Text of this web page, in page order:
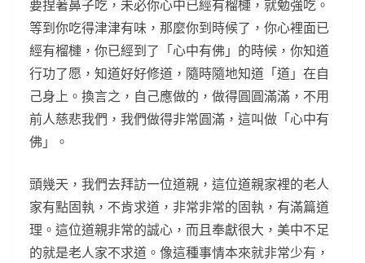
要捏著鼻子吃，未必你心中已經有榴槤，就勉強吃。
等到你吃得津津有味，那麼你到時候了，你心裡面已
經有榴槤，你已經到了「心中有佛」的時候，你知道
行功了愿，知道好好修道，隨時隨地知道「道」在自
己身上。換言之，自己應做的，做得圓圓滿滿，不用
前人慈悲我們，我們做得非常圓滿，這叫做「心中有
佛」。
頭幾天，我們去拜訪一位道親，這位道親家裡的老人
家有點固執，不肯求道，非常非常的固執，有滿篇道
理。這位道親非常的誠心，而且奉獻很大，美中不足
的就是老人家不求道。像這種事情本來就非常少有，